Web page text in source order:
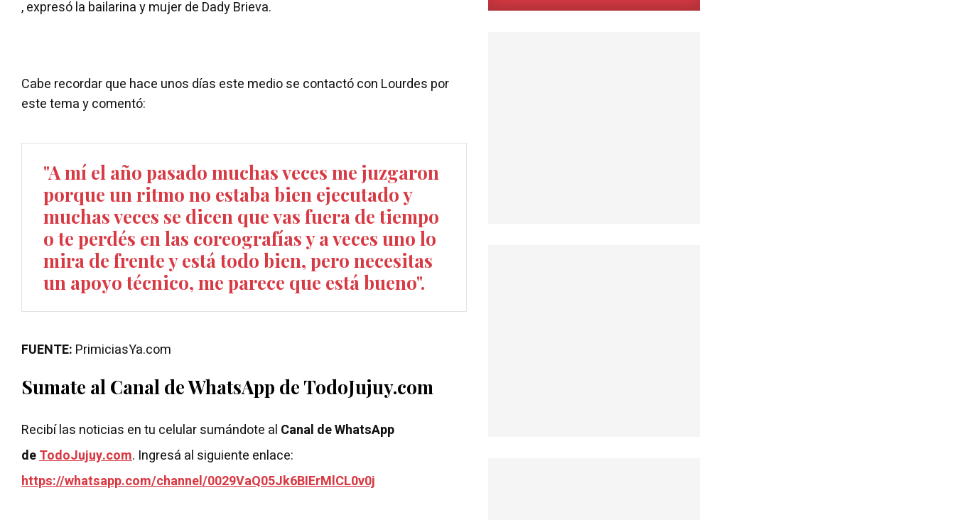
, expresó la bailarina y mujer de Dady Brieva.
Cabe recordar que hace unos días este medio se contactó con Lourdes por
este tema y comentó:
"A mí el año pasado muchas veces me juzgaron
porque un ritmo no estaba bien ejecutado y
muchas veces se dicen que vas fuera de tiempo
o te perdés en las coreografías y a veces uno lo
mira de frente y está todo bien, pero necesitas
un apoyo técnico, me parece que está bueno".
FUENTE: PrimiciasYa.com
Sumate al Canal de WhatsApp de TodoJujuy.com
Recibí las noticias en tu celular sumándote al Canal de WhatsApp
deTodoJujuy.com. Ingresá al siguiente enlace:
https://whatsapp.com/channel/0029VaQ05Jk6BIErMlCL0v0j